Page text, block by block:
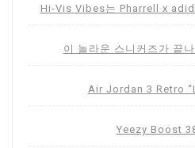
Hi-Vis Vibes는 Pharrell x
이 놀라운 스니커즈가 끝
Air Jordan 3 Retro
Yeezy Boost